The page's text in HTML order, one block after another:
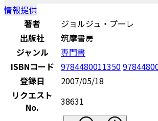
情報提供
著者
ジョルジュ・プーレ
出版社
筑摩書房
ジャンル
専門書
ISBNコード 9784480011350
登録日
2007/05/18
リクエスト
No.
38631